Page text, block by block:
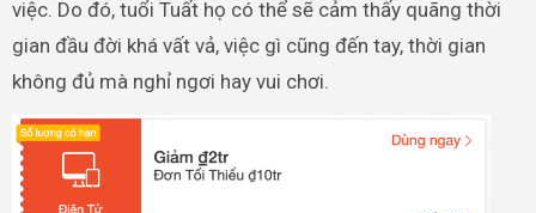
việc. Do đó, tuổi Tuất họ có thể sẽ cảm thấy quãng thời
gian đầu đời khá vất vả, việc gì cũng đến tay, thời gian
không đủ mà nghỉ ngơi hay vui chơi.